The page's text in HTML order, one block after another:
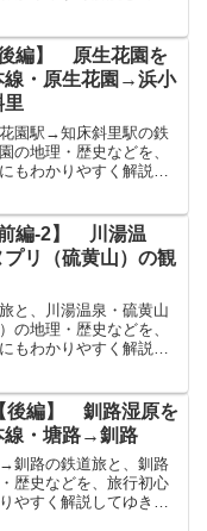
出ると、別寒辺牛湿原
んを過ぎ...
編】 原生花園を
線・原生花園→浜小
園駅→知床斜里駅の鉄
の地理・歴史などを、
もわかりやすく解説し
床斜里しれとこしゃり
、オホー...
編-2】 川湯温
リ（硫黄山）の観
と、川湯温泉・硫黄山
の地理・歴史などを、
もわかりやすく解説し
き（北海道川上郡弟子
した。こ...
後編】 釧路湿原を
・塘路→釧路
釧路の鉄道旅と、釧路
歴史などを、旅行初心
やすく解説してゆきま